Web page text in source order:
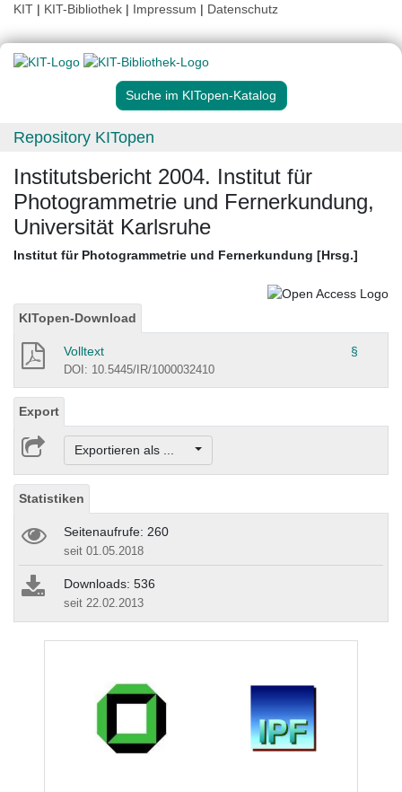
KIT | KIT-Bibliothek | Impressum | Datenschutz
Suche im KITopen-Katalog
Repository KITopen
Institutsbericht 2004. Institut für
Photogrammetrie und Fernerkundung,
Universität Karlsruhe
Institut für Photogrammetrie und Fernerkundung [Hrsg.]
KITopen-Download
Volltext §
DOI: 10.5445/IR/1000032410
Export
Exportieren als ...
Statistiken
Seitenaufrufe: 260
seit 01.05.2018
Downloads: 536
seit 22.02.2013